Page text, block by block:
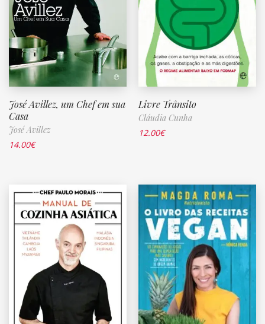
José Avillez, um Chef em sua
Casa
José Avillez
14.00€
Livre Trânsito
Cláudia Cunha
12.00€